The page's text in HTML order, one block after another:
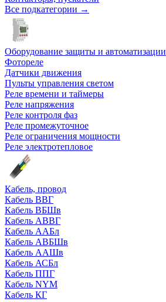
Все подкатегории →
Оборудование защиты и автоматизации
Фотореле
Датчики движения
Пульты управления светом
Реле времени и таймеры
Реле напряжения
Реле контроля фаз
Реле промежуточное
Реле ограничения мощности
Реле электротепловое
Кабель, провод
Кабель ВВГ
Кабель ВБШв
Кабель АВВГ
Кабель ААБл
Кабель АВБШв
Кабель ААШв
Кабель АСБл
Кабель ППГ
Кабель NYM
Кабель КГ